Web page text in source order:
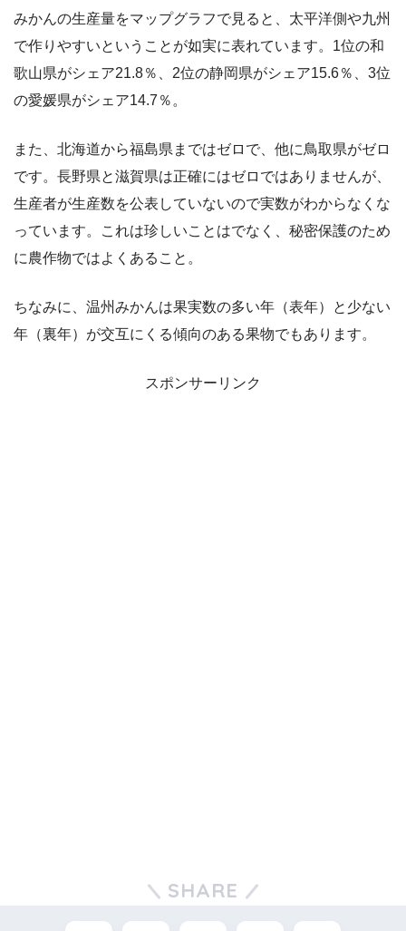
みかんの生産量をマップグラフで見ると、太平洋側や九州
で作りやすいということが如実に表れています。1位の和
歌山県がシェア21.8％、2位の静岡県がシェア15.6％、3位
の愛媛県がシェア14.7％。
また、北海道から福島県まではゼロで、他に鳥取県がゼロ
です。長野県と滋賀県は正確にはゼロではありませんが、
生産者が生産数を公表していないので実数がわからなくな
っています。これは珍しいことはでなく、秘密保護のため
に農作物ではよくあること。
ちなみに、温州みかんは果実数の多い年（表年）と少ない
年（裏年）が交互にくる傾向のある果物でもあります。
スポンサーリンク
SHARE